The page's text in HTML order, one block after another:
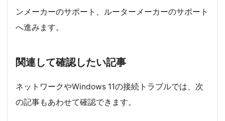
ンメーカーのサポート、ルーターメーカーのサポート
へ進みます。
関連して確認したい記事
ネットワークやWindows 11の接続トラブルでは、次
の記事もあわせて確認できます。